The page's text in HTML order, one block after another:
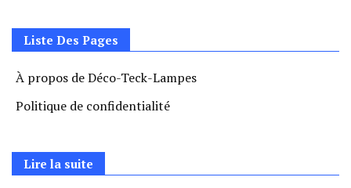
Liste Des Pages
À propos de Déco-Teck-Lampes
Politique de confidentialité
Lire la suite